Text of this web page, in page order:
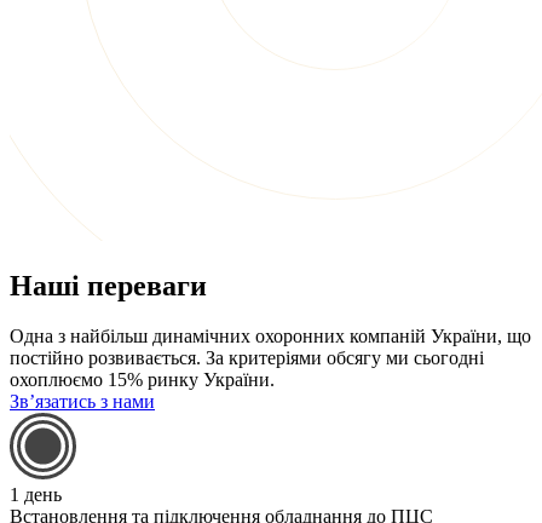
Наші переваги
Одна з найбільш динамічних охоронних компаній України, що
постійно розвивається. За критеріями обсягу ми сьогодні
охоплюємо 15% ринку України.
Зв’язатись з нами
1 день
Встановлення та підключення обладнання до ПЦС